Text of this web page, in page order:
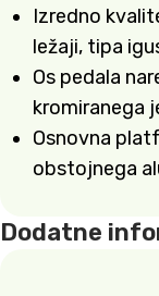
Izredno
ležaji, tipa
Os pedala
kromiranega
Osnovna
obstojnega
Dodatne